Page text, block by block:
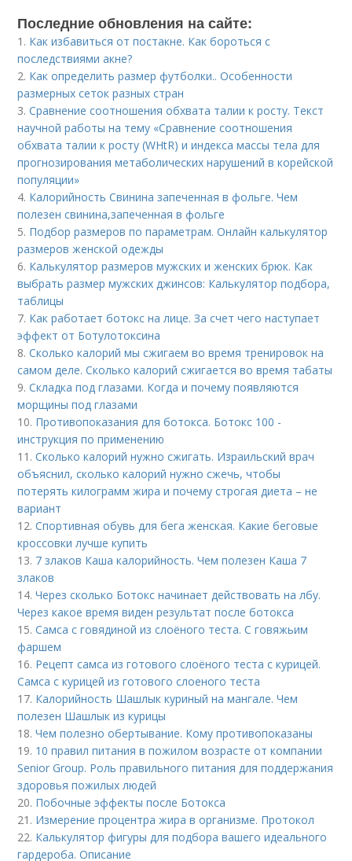
Последние обновления на сайте:
1. Как избавиться от постакне. Как бороться с
последствиями акне?
2. Как определить размер футболки.. Особенности
размерных сеток разных стран
3.Сравнение соотношения обхвата талии к росту. Текст
научной работы на тему «Сравнение соотношения
обхвата талии к росту (WHtR) и индекса массы тела для
прогнозирования метаболических нарушений в корейской
популяции»
4. Калорийность Свинина запеченная в фольге. Чем
полезен свинина,запеченная в фольге
5. Подбор размеров по параметрам. Онлайн калькулятор
размеров женской одежды
6. Калькулятор размеров мужских и женских брюк. Как
выбрать размер мужских джинсов: Калькулятор подбора,
таблицы
7. Как работает ботокс на лице. За счет чего наступает
эффект от Ботулотоксина
8.Сколько калорий мы сжигаем во время тренировок на
самом деле. Сколько калорий сжигается во время табаты
9.Складка под глазами. Когда и почему появляются
морщины под глазами
10. Противопоказания для ботокса. Ботокс 100 -
инструкция по применению
11.Сколько калорий нужно сжигать. Израильский врач
объяснил, сколько калорий нужно сжечь, чтобы
потерять килограмм жира и почему строгая диета – не
вариант
12.Спортивная обувь для бега женская. Какие беговые
кроссовки лучше купить
13. 7 злаков Каша калорийность. Чем полезен Каша 7
злаков
14.Через сколько Ботокс начинает действовать на лбу.
Через какое время виден результат после ботокса
15.Самса с говядиной из слоёного теста. С говяжьим
фаршем
16. Рецепт самса из готового слоёного теста с курицей.
Самса с курицей из готового слоеного теста
17. Калорийность Шашлык куриный на мангале. Чем
полезен Шашлык из курицы
18.Чем полезно обертывание. Кому противопоказаны
19. 10 правил питания в пожилом возрасте от компании
Senior Group. Роль правильного питания для поддержания
здоровья пожилых людей
20. Побочные эффекты после Ботокса
21. Измерение процентра жира в организме. Протокол
22. Калькулятор фигуры для подбора вашего идеального
гардероба. Описание